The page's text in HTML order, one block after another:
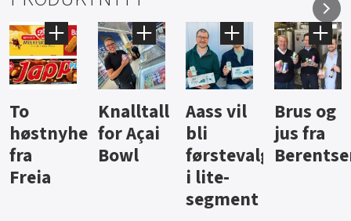
Knalltall
for Açai
Bowl
Aass vil
bli
førstevalg
Brus og
jus fra
Berentsen
Hard
iste fra
Hansa